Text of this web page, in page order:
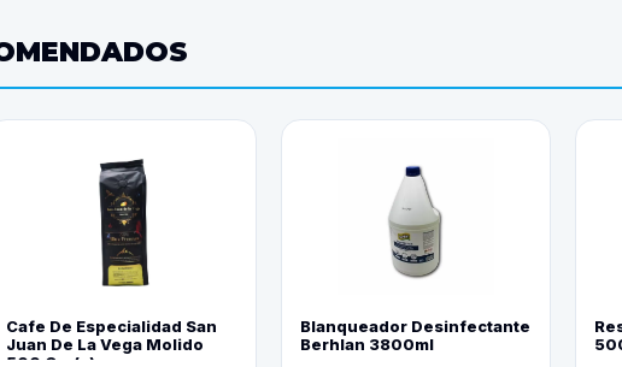
Cafe De Especialidad San
Juan De La Vega Molido
500 Grs(=)
Blanqueador Desinfectante
Berhlan 3800ml